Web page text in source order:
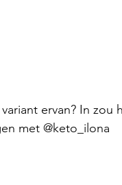
ervan? In zou
met @keto_ilona